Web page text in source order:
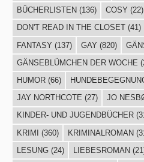
BÜCHERLISTEN (136) COSY (22)
DON'T READ IN THE CLOSET(41)
FANTASY (137) GAY (820)
GÄNSEBLÜMCHEN DER WOCHE
HUMOR(66)
JAY NORTHCOTE (27) JO
KINDER- UND JUGENDBÜCHER
KRIMI (360) KRIMINALROMAN
LESUNG(24) LIEBESROMAN